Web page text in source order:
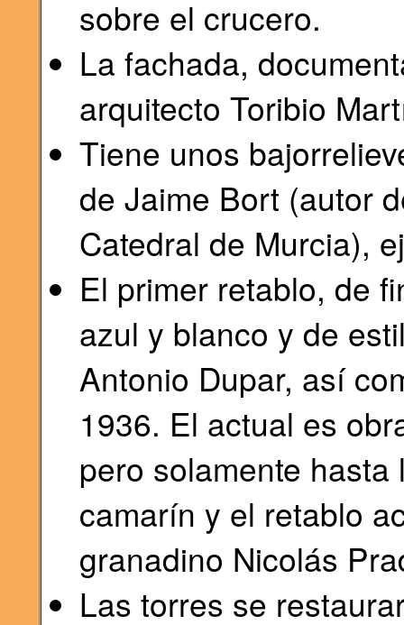
sobre el crucero.
La fachada,
arquitecto Toribio
Tiene unos
de Jaime Bort (autor
Catedral de Murcia),
El primer retablo, de
azul y blanco y de
Antonio Dupar, así
1936. El actual es
pero solamente
camarín y el retablo
granadino Nicolás
Las torres se